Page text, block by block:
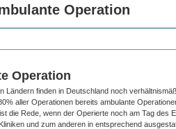
Operation
Operation
Ländern finden in Deutschland noch
aller Operationen bereits ambulante
die Rede, wenn der Operierte noch am Tag des
und zum anderen in entsprechend